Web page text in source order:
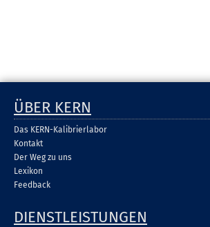
ÜBER KERN
Das KERN-Kalibrierlabor
Kontakt
Der Weg zu uns
Lexikon
Feedback
DIENSTLEISTUNGEN